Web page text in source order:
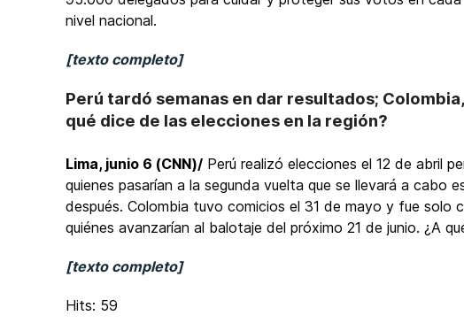
nivel nacional.
[texto completo]
Perú tardó semanas en dar resultados;
qué dice de las elecciones en la región?
Lima, junio 6 (CNN)/ Perú realizó elecciones el 12 de abril
quienes pasarían a la segunda vuelta que se llevará a cabo
después. Colombia tuvo comicios el 31 de mayo y fue solo
quiénes avanzarían al balotaje del próximo 21 de junio. ¿A
[texto completo]
Hits: 59